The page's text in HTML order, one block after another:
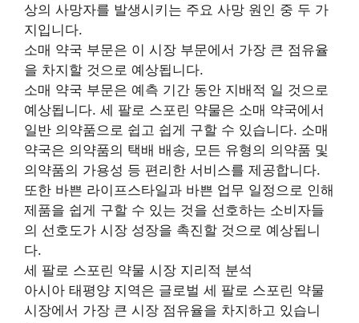
상의 사망자를 발생시키는 주요 사망 원인 중 두 가
지입니다.
소매 약국 부문은 이 시장 부문에서 가장 큰 점유율
을 차지할 것으로 예상됩니다.
소매 약국 부문은 예측 기간 동안 지배적 일 것으로
예상됩니다. 세 팔로 스포린 약물은 소매 약국에서
일반 의약품으로 쉽고 쉽게 구할 수 있습니다. 소매
약국은 의약품의 택배 배송, 모든 유형의 의약품 및
의약품의 가용성 등 편리한 서비스를 제공합니다.
또한 바쁜 라이프스타일과 바쁜 업무 일정으로 인해
제품을 쉽게 구할 수 있는 것을 선호하는 소비자들
의 선호도가 시장 성장을 촉진할 것으로 예상됩니
다.
세 팔로 스포린 약물 시장 지리적 분석
아시아 태평양 지역은 글로벌 세 팔로 스포린 약물
시장에서 가장 큰 시장 점유율을 차지하고 있습니